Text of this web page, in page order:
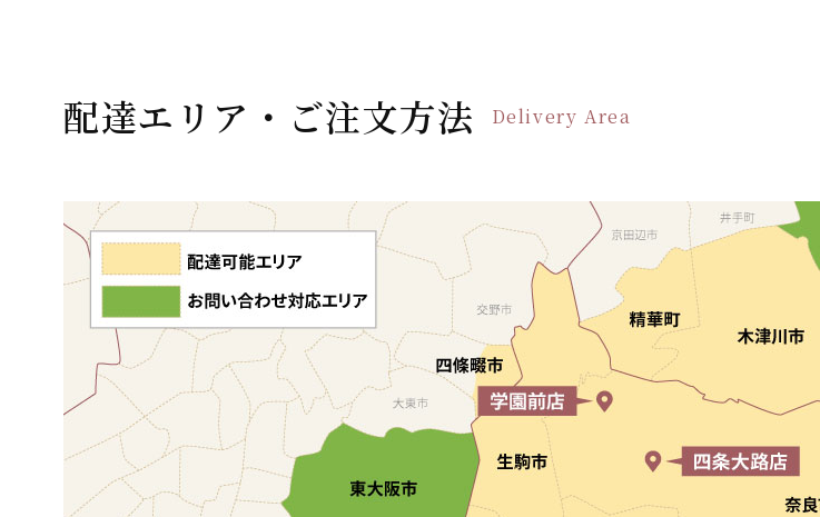
シ
ョ
配達エリア・ご注文方法 Delivery Area